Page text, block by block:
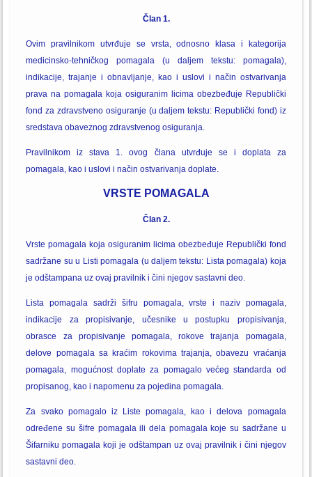
Član 1.
Ovim pravilnikom utvrđuje se vrsta, odnosno klasa i kategorija
medicinsko-tehničkog pomagala (u daljem tekstu: pomagala),
indikacije, trajanje i obnavljanje, kao i uslovi i način ostvarivanja
prava na pomagala koja osiguranim licima obezbeđuje Republički
fond za zdravstveno osiguranje (u daljem tekstu: Republički fond) iz
sredstava obaveznog zdravstvenog osiguranja.
Pravilnikom iz stava 1. ovog člana utvrđuje se i doplata za
pomagala, kao i uslovi i način ostvarivanja doplate.
VRSTE POMAGALA
Član 2.
Vrste pomagala koja osiguranim licima obezbeđuje Republički fond
sadržane su u Listi pomagala (u daljem tekstu: Lista pomagala) koja
je odštampana uz ovaj pravilnik i čini njegov sastavni deo.
Lista pomagala sadrži šifru pomagala, vrste i naziv pomagala,
indikacije za propisivanje, učesnike u postupku propisivanja,
obrasce za propisivanje pomagala, rokove trajanja pomagala,
delove pomagala sa kraćim rokovima trajanja, obavezu vraćanja
pomagala, mogućnost doplate za pomagalo većeg standarda od
propisanog, kao i napomenu za pojedina pomagala.
Za svako pomagalo iz Liste pomagala, kao i delova pomagala
određene su šifre pomagala ili dela pomagala koje su sadržane u
Šifarniku pomagala koji je odštampan uz ovaj pravilnik i čini njegov
sastavni deo.